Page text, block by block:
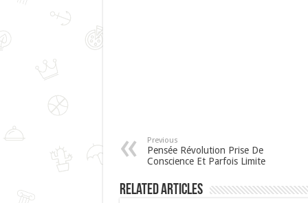
Previous
Pensée Révolution Prise De
Conscience Et Parfois Limite
Related Articles